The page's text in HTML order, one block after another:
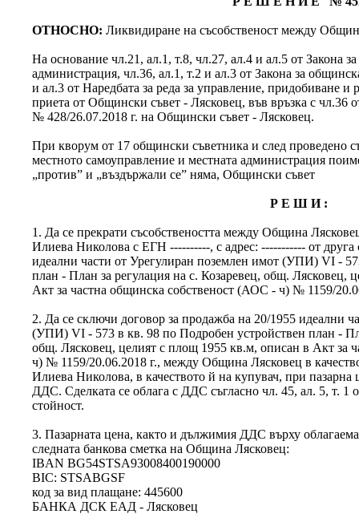
ОТНОСНО:Ликвидиране на съсобственост между
На основание чл.21, ал.1, т.8, чл.27, ал.4 и ал.5 от Закона
администрация, чл.36, ал.1, т.2 и ал.3 от Закона за
и ал.3 от Наредбата за реда за управление, придобиване
приета от Общински съвет - Лясковец, във връзка с чл.36
№ 428/26.07.2018 г. на Общински съвет - Лясковец.
При кворум от 17 общински съветника и след проведено
местното самоуправление и местната администрация
„против” и „въздържали се” няма, Общински съвет
Р Е Ш И :
1. Да се прекрати съсобствеността между Община
Илиева Николова с ЕГН ----------, с адрес: ----------- от друга
идеални части от Урегулиран поземлен имот (УПИ) VІ -
план - План за регулация на с. Козаревец, общ. Лясковец,
Акт за частна общинска собственост (АОС - ч) № 1159/
2. Да се сключи договор за продажба на 20/1955 идеални
(УПИ) VІ - 573 в кв. 98 по Подробен устройствен план -
общ. Лясковец, целият с площ 1955 кв.м, описан в Акт за
ч) № 1159/20.06.2018 г., между Община Лясковец в
Илиева Николова, в качеството й на купувач, при пазарна
ДДС. Сделката се облага с ДДС съгласно чл. 45, ал. 5, т. 1
стойност.
3. Пазарната цена, както и дължимия ДДС върху
следната банкова сметка на Община Лясковец:
IBAN BG54STSA93008400190000
BIC: STSABGSF
код за вид плащане: 445600
БАНКА ДСК ЕАД - Лясковец